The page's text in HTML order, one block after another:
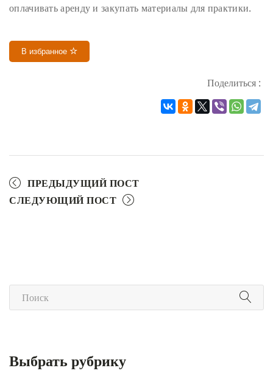
оплачивать аренду и закупать материалы для практики.
В избранное
Поделиться :
ПРЕДЫДУЩИЙ ПОСТ
СЛЕДУЮЩИЙ ПОСТ
Выбрать рубрику